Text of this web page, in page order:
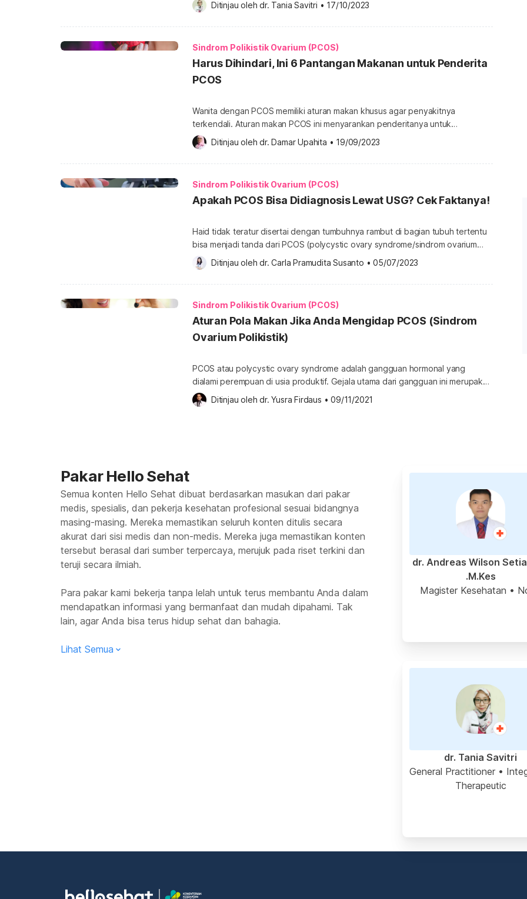
dilakukan untuk pengidap sindrom ovarium polikistik ini? Simak penjelasan
lengkapnya di bawah ini. Berbagai pengobatan untuk sindrom ovarium
kesuburan yang […]
Ditinjau oleh dr. Tania Savitri • 17/10/2023
Sindrom Polikistik Ovarium (PCOS)
Harus Dihindari, Ini 6 Pantangan Makanan untuk Penderita
PCOS
Wanita dengan PCOS memiliki aturan makan khusus agar penyakitnya
terkendali. Aturan makan PCOS ini menyarankan penderitanya untuk
mengonsumsi makanan yang disarankan serta menghindari yang dipantang.
Lantas, apa pantangan makanan untuk penderita PCOS? Berikut daftaranya.
Berbagai makanan dan minuman yang jadi pantangan untuk penderita PCOS
mengalami resistensi insulin. Ini membuatnya lebih rentan […]
Ditinjau oleh dr. Damar Upahita • 19/09/2023
Sindrom Polikistik Ovarium (PCOS)
Apakah PCOS Bisa Didiagnosis Lewat USG? Cek Faktanya!
Haid tidak teratur disertai dengan tumbuhnya rambut di bagian tubuh tertentu
bisa menjadi tanda dari PCOS (polycystic ovary syndrome/sindrom ovarium
polikistik). Untuk memastikan diagnosis tersebut, pemeriksaan oleh dokter
sangat diperlukan. Namun, apakah PCOS bisa didiagnosis lewat USG? Cek
ulasan di bawah ini untuk tahu jawabannya. Apakah PCOS bisa didiagnosis
[…]
Ditinjau oleh dr. Carla Pramudita Susanto • 05/07/2023
Sindrom Polikistik Ovarium (PCOS)
Aturan Pola Makan Jika Anda Mengidap PCOS (Sindrom
Ovarium Polikistik)
PCOS atau polycystic ovary syndrome adalah gangguan hormonal yang
dialami perempuan di usia produktif. Gejala utama dari gangguan ini merupakan
munculnya kista pada ovarium akibat produksi hormon androgen yang terlalu
banyak. Hormon androgen itu sendiri merupakan jenis hormon reproduksi laki-
Ditinjau oleh dr. Yusra Firdaus • 09/11/2021
Pakar Hello Sehat
Semua konten Hello Sehat dibuat berdasarkan masukan dari pakar
medis, spesialis, dan pekerja kesehatan profesional sesuai bidangnya
masing-masing. Mereka memastikan seluruh konten ditulis secara
akurat dari sisi medis dan non-medis. Mereka juga memastikan konten
tersebut berasal dari sumber terpercaya, merujuk pada riset terkini dan
teruji secara ilmiah.
Para pakar kami bekerja tanpa lelah untuk terus membantu Anda dalam
mendapatkan informasi yang bermanfaat dan mudah dipahami. Tak
lain, agar Anda bisa terus hidup sehat dan bahagia.
Lihat Semua
dr. Andreas Wilson
M.Kes.
Magister Kesehatan •
dr. Tania Savitri
General Practitioner •
Therapeutic